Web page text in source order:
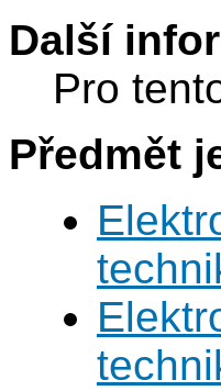
Další
Pro
Předmět